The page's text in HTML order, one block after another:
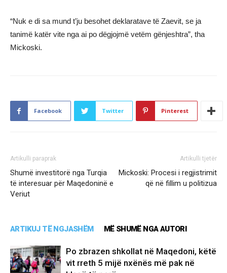
“Nuk e di sa mund t’ju besohet deklaratave të Zaevit, se ja
tanimë katër vite nga ai po dëgjojmë vetëm gënjeshtra”, tha
Mickoski.
Facebook Twitter Pinterest
Artikulli paraprak
Shumë investitorë nga Turqia
të interesuar për Maqedoninë e
Veriut
Artikulli tjetër
Mickoski: Procesi i regjistrimit
që në fillim u politizua
ARTIKUJ TË NGJASHËM MË SHUMË NGA AUTORI
Po zbrazen shkollat në Maqedoni, këtë
vit rreth 5 mijë nxënës më pak në